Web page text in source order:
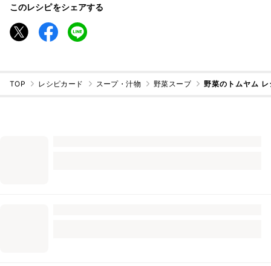
このレシピをシェアする
TOP レシピカード スープ・汁物 野菜スープ 野菜のトムヤム